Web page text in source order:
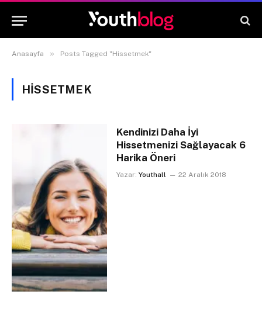
Anasayfa » Posts Tagged "Hissetmek"
HISSETMEK
Kendinizi Daha İyi
Hissetmenizi Sağlayacak 6
Harika Öneri
Yazar: Youthall 22 Aralık 2018